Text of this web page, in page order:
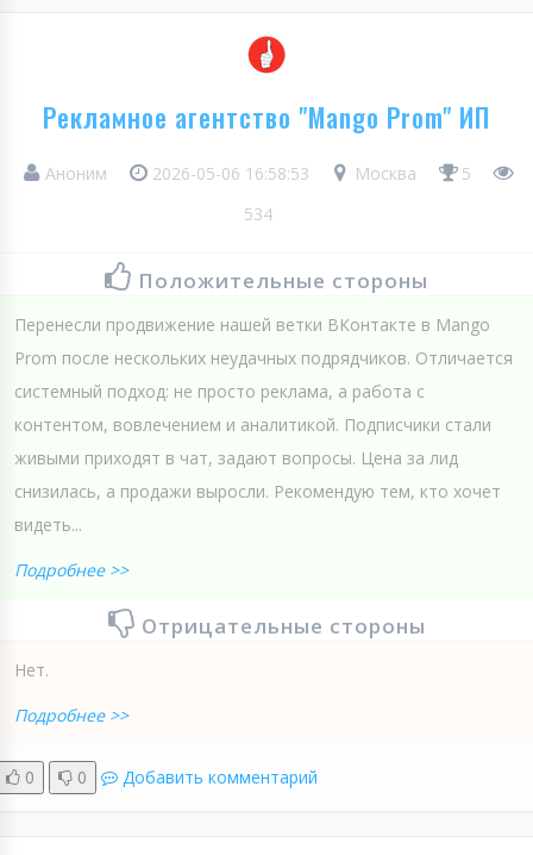
Рекламное агентство "Mango Prom" ИП
Аноним 2026-05-06 16:58:53 Москва
5
534
Положительные стороны
Перенесли продвижение нашей ветки ВКонтакте в Mango
Prom после нескольких неудачных подрядчиков. Отличается
системный подход: не просто реклама, а работа с
контентом, вовлечением и аналитикой. Подписчики стали
живыми приходят в чат, задают вопросы. Цена за лид
снизилась, а продажи выросли. Рекомендую тем, кто хочет
видеть...
Подробнее >>
Отрицательные стороны
Нет.
Подробнее >>
0 0 Добавить комментарий